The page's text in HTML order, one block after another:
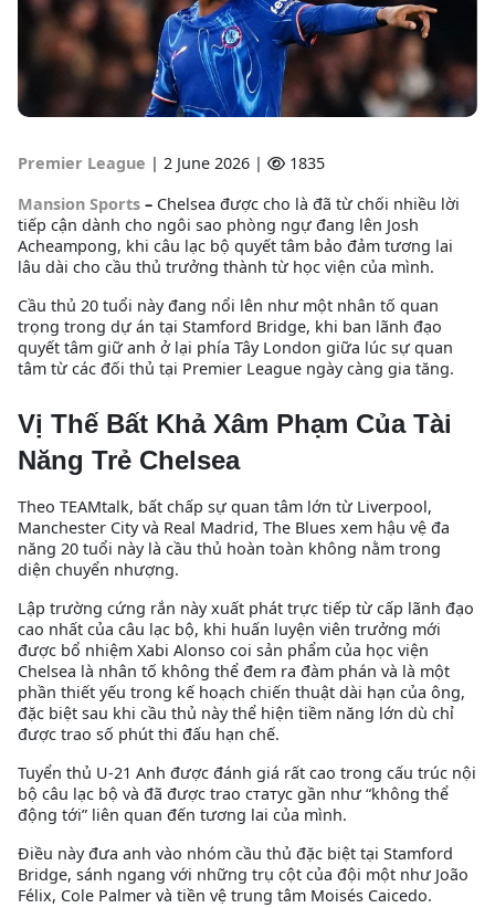
Premier League | 2 June 2026 |
1835
Mansion Sports – Chelsea được cho là đã từ chối nhiều lời
tiếp cận dành cho ngôi sao phòng ngự đang lên Josh
Acheampong, khi câu lạc bộ quyết tâm bảo đảm tương lai
lâu dài cho cầu thủ trưởng thành từ học viện của mình.
Cầu thủ 20 tuổi này đang nổi lên như một nhân tố quan
trọng trong dự án tại Stamford Bridge, khi ban lãnh đạo
quyết tâm giữ anh ở lại phía Tây London giữa lúc sự quan
tâm từ các đối thủ tại Premier League ngày càng gia tăng.
Vị Thế Bất Khả Xâm Phạm Của Tài
Năng Trẻ Chelsea
Theo TEAMtalk, bất chấp sự quan tâm lớn từ Liverpool,
Manchester City và Real Madrid, The Blues xem hậu vệ đa
năng 20 tuổi này là cầu thủ hoàn toàn không nằm trong
diện chuyển nhượng.
Lập trường cứng rắn này xuất phát trực tiếp từ cấp lãnh đạo
cao nhất của câu lạc bộ, khi huấn luyện viên trưởng mới
được bổ nhiệm Xabi Alonso coi sản phẩm của học viện
Chelsea là nhân tố không thể đem ra đàm phán và là một
phần thiết yếu trong kế hoạch chiến thuật dài hạn của ông,
đặc biệt sau khi cầu thủ này thể hiện tiềm năng lớn dù chỉ
được trao số phút thi đấu hạn chế.
Tuyển thủ U-21 Anh được đánh giá rất cao trong cấu trúc nội
bộ câu lạc bộ và đã được trao статус gần như “không thể
động tới” liên quan đến tương lai của mình.
Điều này đưa anh vào nhóm cầu thủ đặc biệt tại Stamford
Bridge, sánh ngang với những trụ cột của đội một như João
Félix, Cole Palmer và tiền vệ trung tâm Moisés Caicedo.